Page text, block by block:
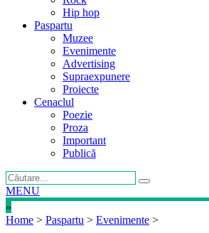
Hip hop
Paspartu
Muzee
Evenimente
Advertising
Supraexpunere
Proiecte
Cenaclul
Poezie
Proza
Important
Publică
MENU
»
Home > Paspartu > Evenimente >